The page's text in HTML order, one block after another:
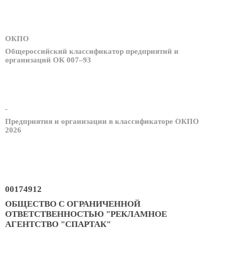
ОКПО
Общероссийский классификатор предприятий и
организаций ОК 007–93
-
Предприятия и организации в классификаторе ОКПО
2026
00174912
ОБЩЕСТВО С ОГРАНИЧЕННОЙ
ОТВЕТСТВЕННОСТЬЮ "РЕКЛАМНОЕ
АГЕНТСТВО "СПАРТАК"